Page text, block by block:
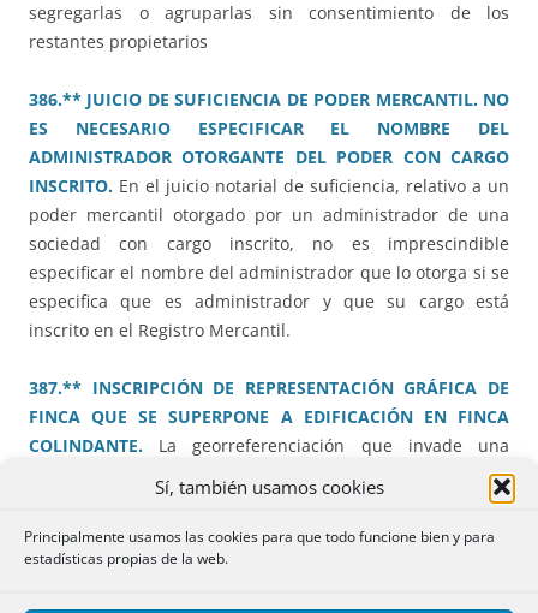
Sí, también usamos cookies
Principalmente usamos las cookies para que todo funcione bien y para
estadísticas propias de la web.
segregarlas o agruparlas sin consentimiento de los
restantes propietarios
386.** JUICIO DE SUFICIENCIA DE PODER MERCANTIL. NO
ES NECESARIO ESPECIFICAR EL NOMBRE DEL
ADMINISTRADOR OTORGANTE DEL PODER CON CARGO
INSCRITO. En el juicio notarial de suficiencia, relativo a un
poder mercantil otorgado por un administrador de una
sociedad con cargo inscrito, no es imprescindible
especificar el nombre del administrador que lo otorga si se
especifica que es administrador y que su cargo está
inscrito en el Registro Mercantil.
387.** INSCRIPCIÓN DE REPRESENTACIÓN GRÁFICA DE
FINCA QUE SE SUPERPONE A EDIFICACIÓN EN FINCA
COLINDANTE. La georreferenciación que invade una
edificación colindante justifica las dudas de identidad,
aunque su titular registral no se haya opuesto, con
independencia de si la construcción está o no catastrada y
de si es o no legal.